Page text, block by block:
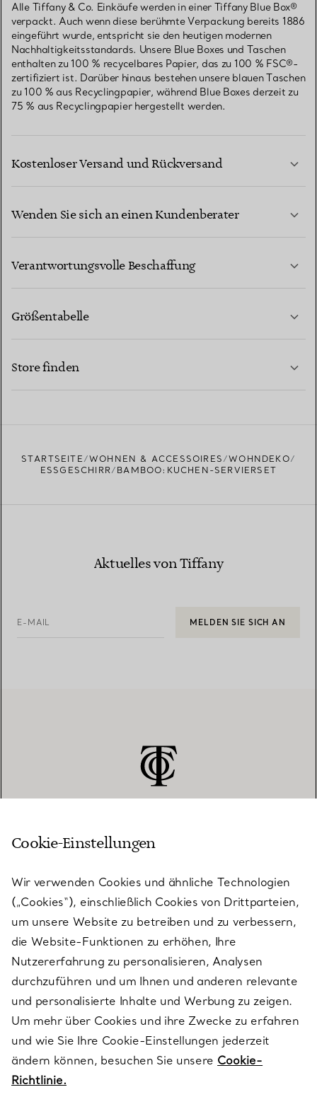
Alle Tiffany & Co. Einkäufe werden in einer Tiffany Blue Box®
verpackt. Auch wenn diese berühmte Verpackung bereits 1886
eingeführt wurde, entspricht sie den heutigen modernen
Nachhaltigkeitsstandards. Unsere Blue Boxes und Taschen
enthalten zu 100 % recycelbares Papier, das zu 100 % FSC®-
zertifiziert ist. Darüber hinaus bestehen unsere blauen Taschen
zu 100 % aus Recyclingpapier, während Blue Boxes derzeit zu
75 % aus Recyclingpapier hergestellt werden.
Kostenloser Versand und Rückversand
Wenden Sie sich an einen Kundenberater
Verantwortungsvolle Beschaffung
Größentabelle
Store finden
STARTSEITE WOHNEN & ACCESSOIRES
WOHNDEKO
ESSGESCHIRR
BAMBOO:KUCHEN-SERVIERSET
Aktuelles von Tiffany
E-MAIL MELDEN SIE SICH AN
KUNDENSERVICE
SERVICES
ÜBER TIFFANY & CO.
RECHTLICHE HINWEISE
FOLGEN SIE UNS
Cookie-Einstellungen
Wir verwenden Cookies und ähnliche Technologien
(„Cookies“), einschließlich Cookies von Drittparteien,
um unsere Website zu betreiben und zu verbessern,
die Website-Funktionen zu erhöhen, Ihre
Nutzererfahrung zu personalisieren, Analysen
durchzuführen und um Ihnen und anderen relevante
und personalisierte Inhalte und Werbung zu zeigen.
Um mehr über Cookies und ihre Zwecke zu erfahren
und wie Sie Ihre Cookie-Einstellungen jederzeit
ändern können, besuchen Sie unsere Cookie-
Richtlinie.